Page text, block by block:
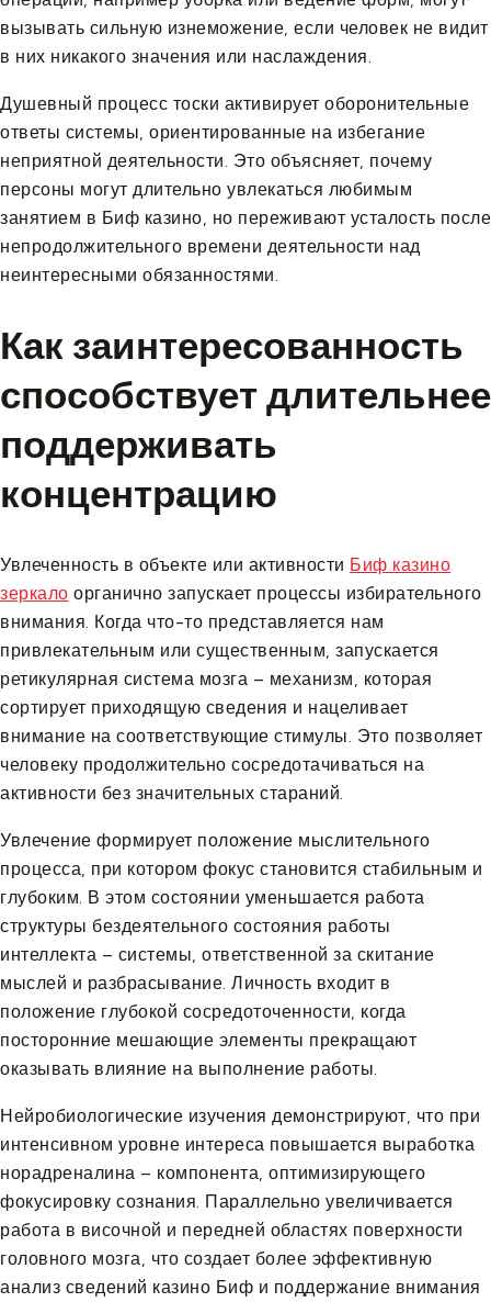
вызывать сильную изнеможение, если человек не видит
в них никакого значения или наслаждения.
Душевный процесс тоски активирует оборонительные
ответы системы, ориентированные на избегание
неприятной деятельности. Это объясняет, почему
персоны могут длительно увлекаться любимым
занятием в Биф казино, но переживают усталость после
непродолжительного времени деятельности над
неинтересными обязанностями.
Как заинтересованность
способствует длительнее
поддерживать
концентрацию
Увлеченность в объекте или активности Биф казино
зеркало органично запускает процессы избирательного
внимания. Когда что-то представляется нам
привлекательным или существенным, запускается
ретикулярная система мозга – механизм, которая
сортирует приходящую сведения и нацеливает
внимание на соответствующие стимулы. Это позволяет
человеку продолжительно сосредотачиваться на
активности без значительных стараний.
Увлечение формирует положение мыслительного
процесса, при котором фокус становится стабильным и
глубоким. В этом состоянии уменьшается работа
структуры бездеятельного состояния работы
интеллекта – системы, ответственной за скитание
мыслей и разбрасывание. Личность входит в
положение глубокой сосредоточенности, когда
посторонние мешающие элементы прекращают
оказывать влияние на выполнение работы.
Нейробиологические изучения демонстрируют, что при
интенсивном уровне интереса повышается выработка
норадреналина – компонента, оптимизирующего
фокусировку сознания. Параллельно увеличивается
работа в височной и передней областях поверхности
головного мозга, что создает более эффективную
анализ сведений казино Биф и поддержание внимания